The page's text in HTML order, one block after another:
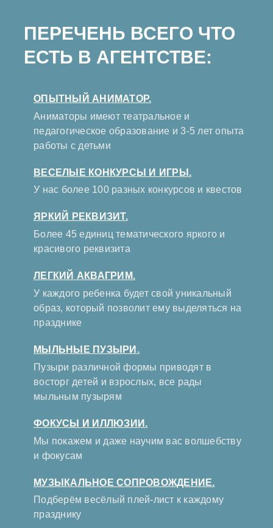
ПЕРЕЧЕНЬ ВСЕГО ЧТО
ЕСТЬ В АГЕНТСТВЕ:
ОПЫТНЫЙ АНИМАТОР.
Аниматоры имеют театральное и
педагогическое образование и 3-5 лет опыта
работы с детьми
ВЕСЕЛЫЕ КОНКУРСЫ И ИГРЫ.
У нас более 100 разных конкурсов и квестов
ЯРКИЙ РЕКВИЗИТ.
Более 45 единиц тематического яркого и
красивого реквизита
ЛЕГКИЙ АКВАГРИМ.
У каждого ребенка будет свой уникальный
образ, который позволит ему выделяться на
празднике
МЫЛЬНЫЕ ПУЗЫРИ.
Пузыри различной формы приводят в
восторг детей и взрослых, все рады
мыльным пузырям
ФОКУСЫ И ИЛЛЮЗИИ.
Мы покажем и даже научим вас волшебству
и фокусам
МУЗЫКАЛЬНОЕ СОПРОВОЖДЕНИЕ.
Подберём весёлый плей-лист к каждому
празднику